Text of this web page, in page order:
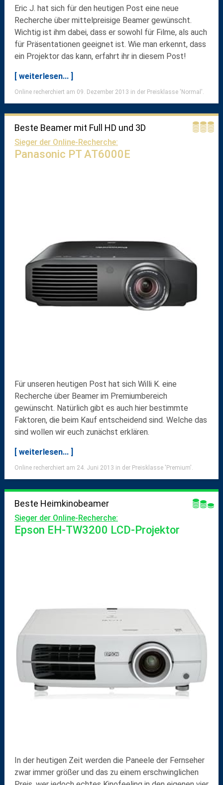
Eric J. hat sich für den heutigen Post eine neue
Recherche über mittelpreisige Beamergewünscht.
Wichtig ist ihm dabei, dass er sowohl für Filme, als auch
für Präsentationen geeignet ist. Wie man erkennt, dass
ein Projektor das kann, erfahrt ihr in diesem Post!
[ weiterlesen... ]
Online recherchiert am 09. Dezember 2013 in der Preisklasse 'Normal'.
Beste Beamer mit Full HD und 3D
Sieger der Online-Recherche:
Panasonic PT AT6000E
Für unseren heutigen Post hat sich Willi K. eine
Recherche über Beamer im Premiumbereich
gewünscht. Natürlich gibt es auch hier bestimmte
Faktoren, die beim Kauf entscheidend sind. Welche das
sind wollen wir euch zunächst erklären.
[ weiterlesen... ]
Online recherchiert am 24. Juni 2013 in der Preisklasse 'Premium'.
Beste Heimkinobeamer
Sieger der Online-Recherche:
Epson EH-TW3200 LCD-Projektor
In der heutigen Zeit werden die Paneele der Fernseher
zwar immer größer und das zu einem erschwinglichen